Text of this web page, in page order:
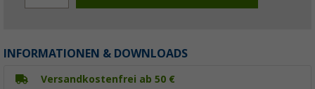
INFORMATIONEN & DOWNLOADS
Versandkostenfrei ab 50 €